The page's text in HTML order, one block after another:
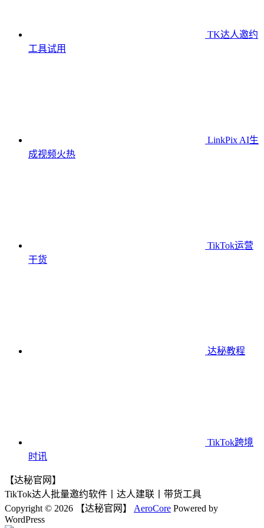
TK达人邀约
工具试用
LinkPix AI生
成视频火热
TikTok运营
干货
达秘教程
TikTok跨境
时讯
【达秘官网】
TikTok达人批量邀约软件丨达人建联丨带货工具
Copyright © 2026 【达秘官网】 AeroCore Powered by
WordPress